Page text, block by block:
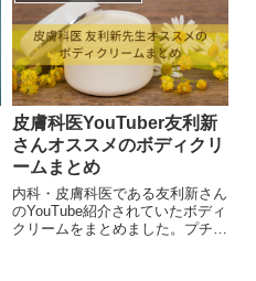
皮膚科医YouTuber友利新
さんオススメのボディクリ
ームまとめ
内科・皮膚科医である友利新さん
のYouTube紹介されていたボディ
クリームをまとめました。プチプ